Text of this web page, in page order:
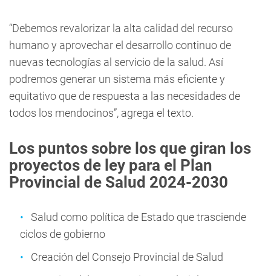
“Debemos revalorizar la alta calidad del recurso
humano y aprovechar el desarrollo continuo de
nuevas tecnologías al servicio de la salud. Así
podremos generar un sistema más eficiente y
equitativo que de respuesta a las necesidades de
todos los mendocinos”, agrega el texto.
Los puntos sobre los que giran los
proyectos de ley para el Plan
Provincial de Salud 2024-2030
Salud como política de Estado que trasciende
ciclos de gobierno
Creación del Consejo Provincial de Salud